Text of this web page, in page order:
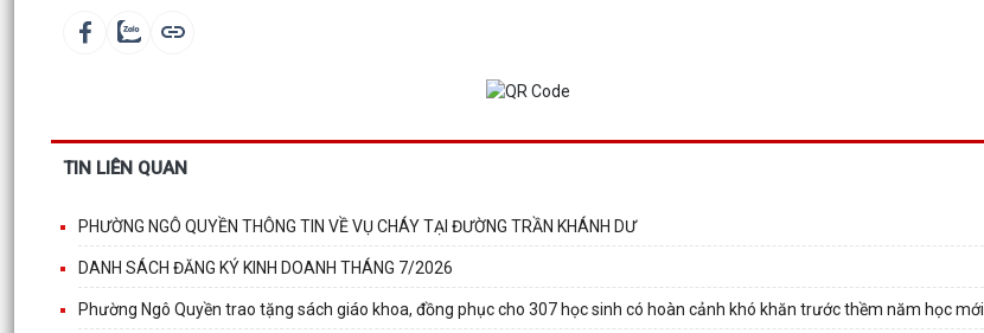
TIN LIÊN QUAN
PHƯỜNG NGÔ QUYỀN THÔNG TIN VỀ VỤ CHÁY TẠI ĐƯỜNG TRẦN KHÁNH DƯ
DANH SÁCH ĐĂNG KÝ KINH DOANH THÁNG 7/2026
Phường Ngô Quyền trao tặng sách giáo khoa, đồng phục cho 307 học sinh có hoàn cảnh khó khăn trước thềm năm học mới